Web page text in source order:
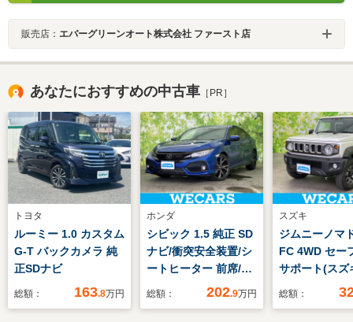
販売店： エバーグリーンオート株式会社 ファースト店
あなたにおすすめの中古車 ［PR］
トヨタ
ルーミー 1.0 カスタム
G-T バックカメラ 純
正SDナビ
総額： 163.8万円
ホンダ
シビック 1.5 純正 SD
ナビ/衝突安全装置/シ
ートヒーター 前席/車
線逸脱防止支援システ
総額： 202.9万円
スズキ
ジムニーノマ
FC 4WD セー
サポート(スズ
トヒーター/車
総額：